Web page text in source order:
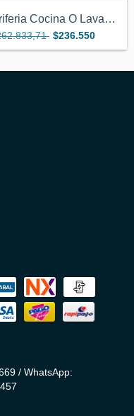
Griferia Cocina O Lavadero Pared Monocom...
$236.550
/ WhatsApp: